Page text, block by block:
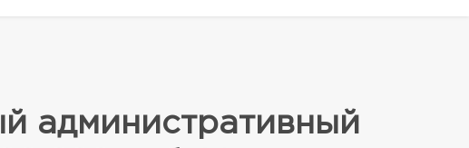
административный